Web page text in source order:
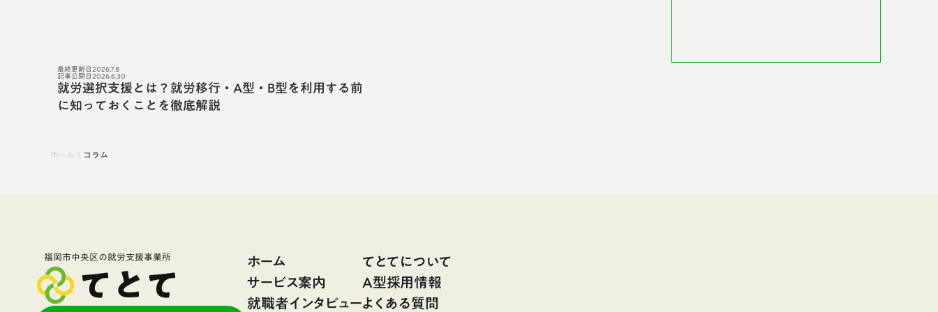
最終更新日2026.7.8
記事公開日2026.6.30
就労選択支援とは？就労移行・A型・B型を利用する前
に知っておくことを徹底解説
ホーム keyboard_arrow_right コラム
福岡市中央区の就労支援事業所
てとて ホーム
サービス案内
就職者インタビュー
てとてについて
A型採用情報
よくある質問